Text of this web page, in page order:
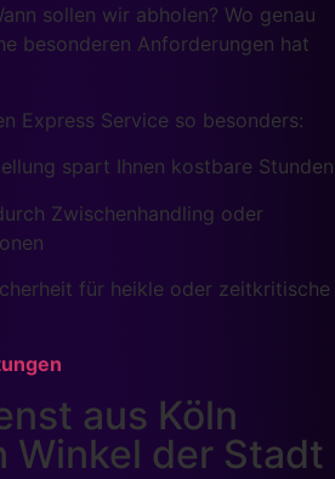
sollen wir abholen? Wo genau
besonderen Anforderungen hat
Express Service so besonders:
spart Ihnen kostbare Stunden
Zwischenhandling oder
für heikle oder zeitkritische
aus Köln
Winkel der Stadt